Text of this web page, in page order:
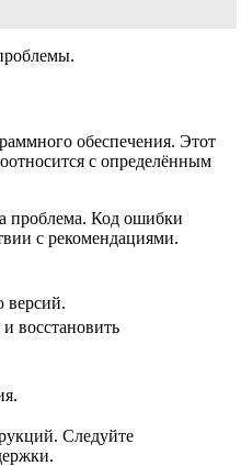
обеспечения. Этот
с определённым
проблема. Код ошибки
с рекомендациями.
версий.
восстановить
Следуйте